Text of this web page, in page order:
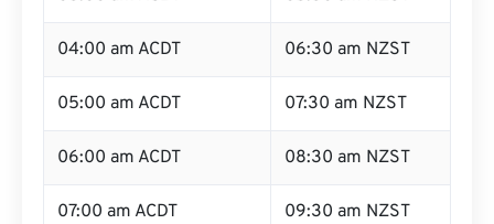
04:00 am ACDT 06:30 am NZST
05:00 am ACDT 07:30 am NZST
06:00 am ACDT 08:30 am NZST
07:00 am ACDT 09:30 am NZST